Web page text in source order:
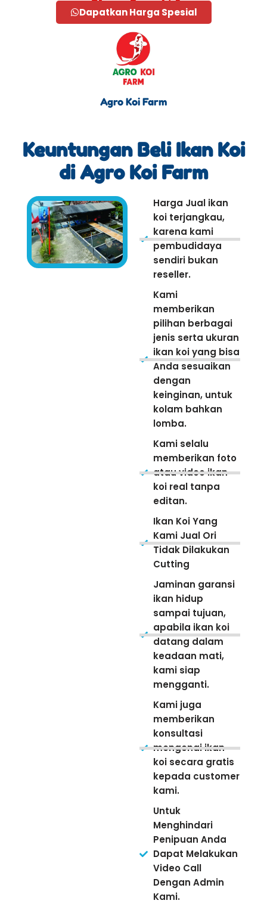
Dapatkan Harga Spesial
Agro Koi Farm
Keuntungan Beli Ikan Koi
di Agro Koi Farm
Harga Jual ikan
koi terjangkau,
karena kami
pembudidaya
sendiri bukan
reseller.
Kami
memberikan
pilihan berbagai
jenis serta ukuran
ikan koi yang bisa
Anda sesuaikan
dengan
keinginan, untuk
kolam bahkan
lomba.
Kami selalu
memberikan foto
atau video ikan
koi real tanpa
editan.
Ikan Koi Yang
Kami Jual Ori
Tidak Dilakukan
Cutting
Jaminan garansi
ikan hidup
sampai tujuan,
apabila ikan koi
datang dalam
keadaan mati,
kami siap
mengganti.
Kami juga
memberikan
konsultasi
mengenai ikan
koi secara gratis
kepada customer
kami.
Untuk
Menghindari
Penipuan Anda
Dapat Melakukan
Video Call
Dengan Admin
Kami.